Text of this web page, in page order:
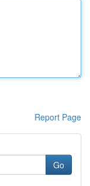
Report Page
Go